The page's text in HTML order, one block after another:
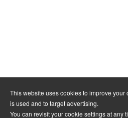
This website uses cookies to improve
is used and to target advertising.
You can revisit your cookie settings at any